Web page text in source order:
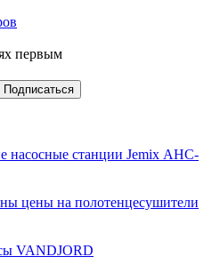
первым
насосные станции Jemix АНС-
цены на полотенцесушители
VANDJORD